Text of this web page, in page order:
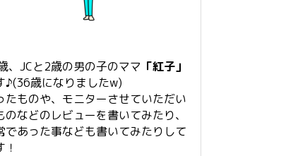
、JCと2歳の男の子のママ 「紅子」
♪(36歳になりましたw)
たものや、モニターさせていただい
のなどのレビューを書いてみたり、
であった事なども書いてみたりして
！